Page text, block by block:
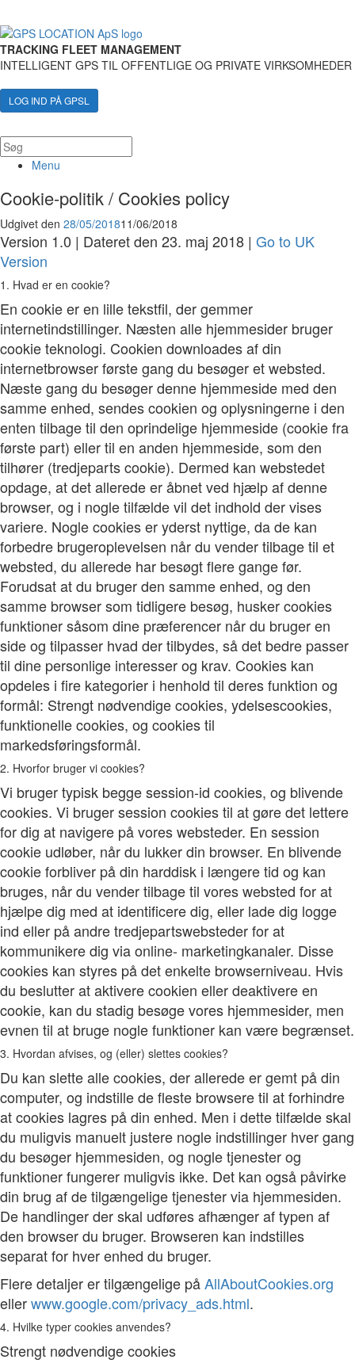
TRACKING FLEET MANAGEMENT
INTELLIGENT GPS TIL OFFENTLIGE OG PRIVATE VIRKSOMHEDER
LOG IND PÅ GPSL
Menu
Cookie-politik / Cookies policy
Udgivet den 28/05/201811/06/2018
Version 1.0 | Dateret den 23. maj 2018 | Go to UK
Version
1. Hvad er en cookie?
En cookie er en lille tekstfil, der gemmer
internetindstillinger. Næsten alle hjemmesider bruger
cookie teknologi. Cookien downloades af din
internetbrowser første gang du besøger et websted.
Næste gang du besøger denne hjemmeside med den
samme enhed, sendes cookien og oplysningerne i den
enten tilbage til den oprindelige hjemmeside (cookie fra
første part) eller til en anden hjemmeside, som den
tilhører (tredjeparts cookie). Dermed kan webstedet
opdage, at det allerede er åbnet ved hjælp af denne
browser, og i nogle tilfælde vil det indhold der vises
variere. Nogle cookies er yderst nyttige, da de kan
forbedre brugeroplevelsen når du vender tilbage til et
websted, du allerede har besøgt flere gange før.
Forudsat at du bruger den samme enhed, og den
samme browser som tidligere besøg, husker cookies
funktioner såsom dine præferencer når du bruger en
side og tilpasser hvad der tilbydes, så det bedre passer
til dine personlige interesser og krav. Cookies kan
opdeles i fire kategorier i henhold til deres funktion og
formål: Strengt nødvendige cookies, ydelsescookies,
funktionelle cookies, og cookies til
markedsføringsformål.
2. Hvorfor bruger vi cookies?
Vi bruger typisk begge session-id cookies, og blivende
cookies. Vi bruger session cookies til at gøre det lettere
for dig at navigere på vores websteder. En session
cookie udløber, når du lukker din browser. En blivende
cookie forbliver på din harddisk i længere tid og kan
bruges, når du vender tilbage til vores websted for at
hjælpe dig med at identificere dig, eller lade dig logge
ind eller på andre tredjepartswebsteder for at
kommunikere dig via online- marketingkanaler. Disse
cookies kan styres på det enkelte browserniveau. Hvis
du beslutter at aktivere cookien eller deaktivere en
cookie, kan du stadig besøge vores hjemmesider, men
evnen til at bruge nogle funktioner kan være begrænset.
3. Hvordan afvises, og (eller) slettes cookies?
Du kan slette alle cookies, der allerede er gemt på din
computer, og indstille de fleste browsere til at forhindre
at cookies lagres på din enhed. Men i dette tilfælde skal
du muligvis manuelt justere nogle indstillinger hver gang
du besøger hjemmesiden, og nogle tjenester og
funktioner fungerer muligvis ikke. Det kan også påvirke
din brug af de tilgængelige tjenester via hjemmesiden.
De handlinger der skal udføres afhænger af typen af
den browser du bruger. Browseren kan indstilles
separat for hver enhed du bruger.
Flere detaljer er tilgængelige påAllAboutCookies.org
ellerwww.google.com/privacy_ads.html.
4. Hvilke typer cookies anvendes?
Strengt nødvendige cookies